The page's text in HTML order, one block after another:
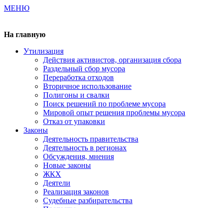
МЕНЮ
На главную
Утилизация
Действия активистов, организация сбора
Раздельный сбор мусора
Переработка отходов
Вторичное использование
Полигоны и свалки
Поиск решений по проблеме мусора
Мировой опыт решения проблемы мусора
Отказ от упаковки
Законы
Деятельность правительства
Деятельность в регионах
Обсуждения, мнения
Новые законы
ЖКХ
Деятели
Реализация законов
Судебные разбирательства